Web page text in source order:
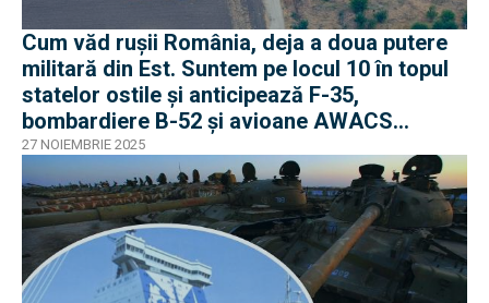
Cum văd rușii România, deja a doua putere
militară din Est. Suntem pe locul 10 în topul
statelor ostile și anticipează F-35,
bombardiere B-52 și avioane AWACS
dislocate aici
27 NOIEMBRIE 2025